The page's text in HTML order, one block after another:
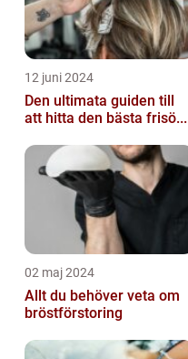
12 juni 2024
Den ultimata guiden till
att hitta den bästa frisö...
02 maj 2024
Allt du behöver veta om
bröstförstoring